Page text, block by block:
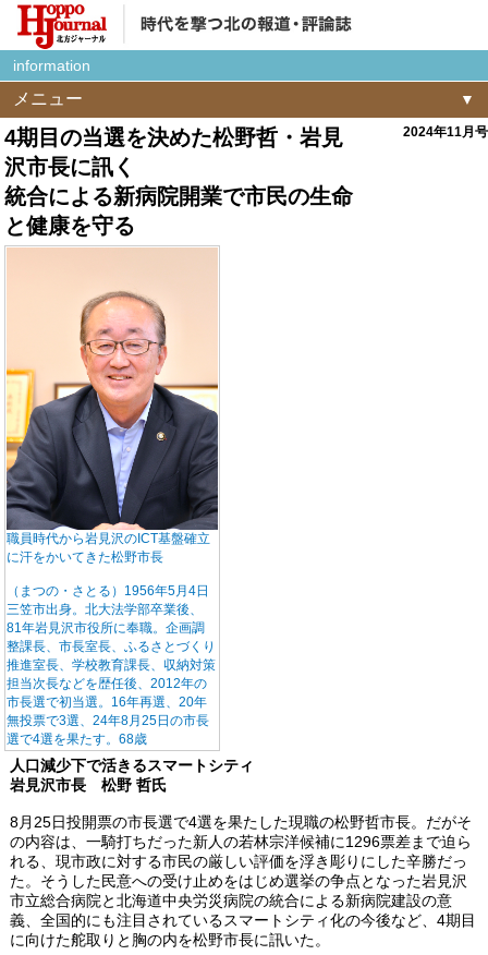
information
メニュー
4期目の当選を決めた松野哲・岩見
沢市長に訊く
統合による新病院開業で市民の生命
と健康を守る
2024年11月号
職員時代から岩見沢のICT基盤確立
に汗をかいてきた松野市長
（まつの・さとる）1956年5月4日
三笠市出身。北大法学部卒業後、
81年岩見沢市役所に奉職。企画調
整課長、市長室長、ふるさとづくり
推進室長、学校教育課長、収納対策
担当次長などを歴任後、2012年の
市長選で初当選。16年再選、20年
無投票で3選、24年8月25日の市長
選で4選を果たす。68歳
人口減少下で活きるスマートシティ
岩見沢市長 松野 哲氏
8月25日投開票の市長選で4選を果たした現職の松野哲市長。だがそ
の内容は、一騎打ちだった新人の若林宗洋候補に1296票差まで迫ら
れる、現市政に対する市民の厳しい評価を浮き彫りにした辛勝だっ
た。そうした民意への受け止めをはじめ選挙の争点となった岩見沢
市立総合病院と北海道中央労災病院の統合による新病院建設の意
義、全国的にも注目されているスマートシティ化の今後など、4期目
に向けた舵取りと胸の内を松野市長に訊いた。